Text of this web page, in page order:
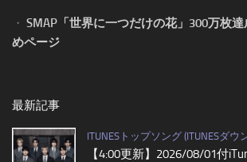
・ SMAP「世界に一つだけの花」300万枚
めページ
最新記事
ITUNESトップソング (ITUNESダ
【4:00更新】2026/08/01付